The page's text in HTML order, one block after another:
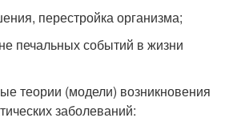
перестройка организма;
печальных событий в жизни
теории (модели) возникновения
заболеваний: